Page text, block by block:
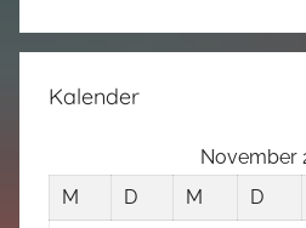
Kalender
November
M
D M D